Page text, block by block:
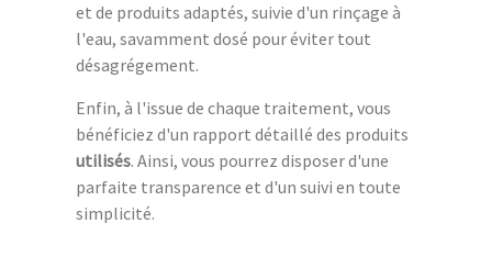
et de produits adaptés, suivie d'un rinçage à
l'eau, savamment dosé pour éviter tout
désagrégement.
Enfin, à l'issue de chaque traitement, vous
bénéficiez d'un rapport détaillé des produits
utilisés. Ainsi, vous pourrez disposer d'une
parfaite transparence et d'un suivi en toute
simplicité.